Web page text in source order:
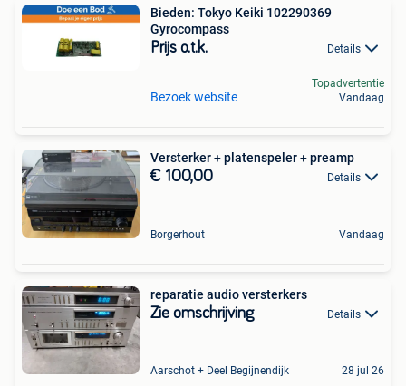
Bieden: Tokyo Keiki 102290369
Gyrocompass
Prijs o.t.k. Details
Bezoek website
Topadvertentie
Vandaag
Versterker + platenspeler + preamp
€ 100,00 Details
Borgerhout Vandaag
reparatie audio versterkers
Zie omschrijving Details
Aarschot + Deel Begijnendijk 28 jul 26